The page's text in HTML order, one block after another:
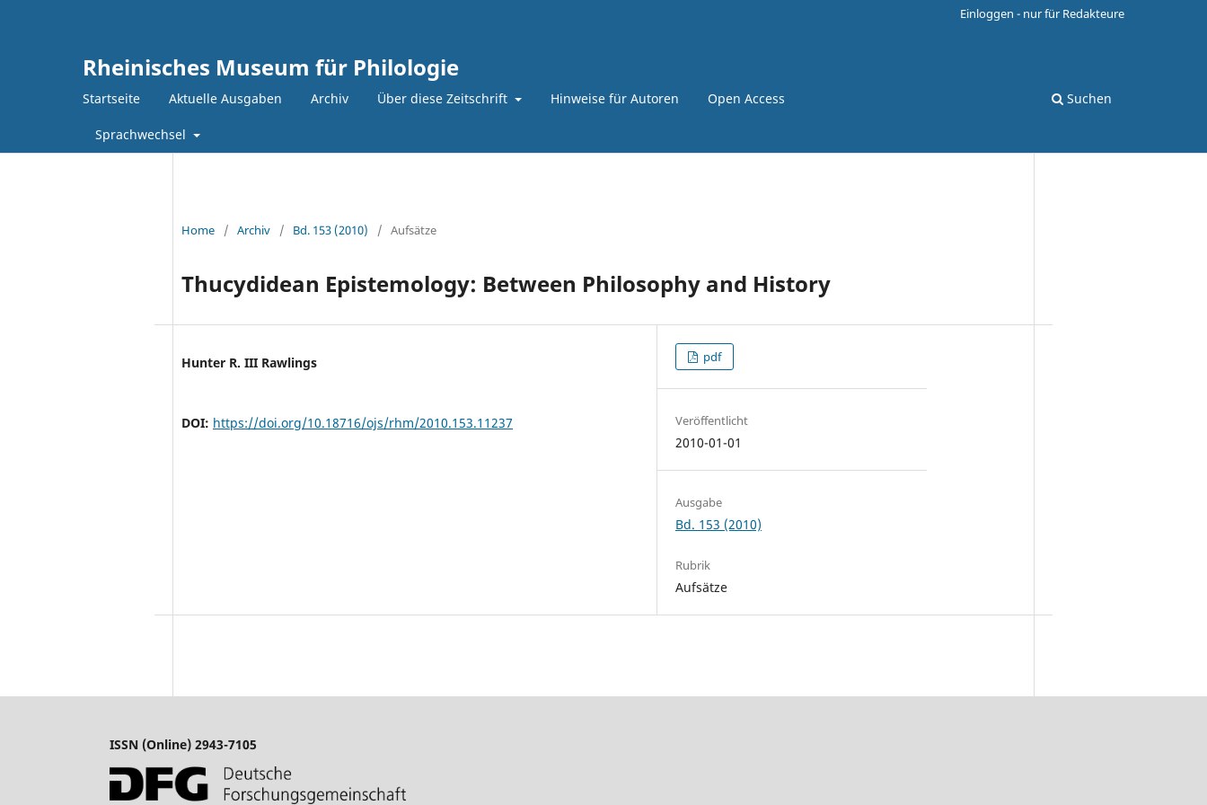
Rheinisches Museum für Philologie
Startseite Aktuelle Ausgaben Archiv Über diese Zeitschrift Hinweise für Autoren Open Access
Sprachwechsel
Suchen
Einloggen - nur für Redakteure
Home / Archiv / Bd. 153 (2010) / Aufsätze
Thucydidean Epistemology: Between Philosophy and History
Hunter R. III Rawlings
DOI: https://doi.org/10.18716/ojs/rhm/2010.153.11237
pdf
Veröffentlicht
2010-01-01
Ausgabe
Bd. 153 (2010)
Rubrik
Aufsätze
ISSN (Online) 2943-7105